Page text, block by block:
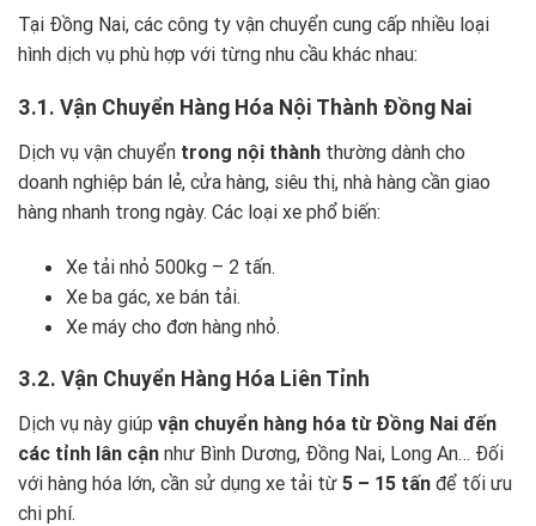
Tại Đồng Nai, các công ty vận chuyển cung cấp nhiều loại
hình dịch vụ phù hợp với từng nhu cầu khác nhau:
3.1. Vận Chuyển Hàng Hóa Nội Thành Đồng Nai
Dịch vụ vận chuyển trong nội thành thường dành cho
doanh nghiệp bán lẻ, cửa hàng, siêu thị, nhà hàng cần giao
hàng nhanh trong ngày. Các loại xe phổ biến:
Xe tải nhỏ 500kg – 2 tấn.
Xe ba gác, xe bán tải.
Xe máy cho đơn hàng nhỏ.
3.2. Vận Chuyển Hàng Hóa Liên Tỉnh
Dịch vụ này giúp vận chuyển hàng hóa từ Đồng Nai đến
các tỉnh lân cận như Bình Dương, Đồng Nai, Long An… Đối
với hàng hóa lớn, cần sử dụng xe tải từ 5 – 15 tấn để tối ưu
chi phí.